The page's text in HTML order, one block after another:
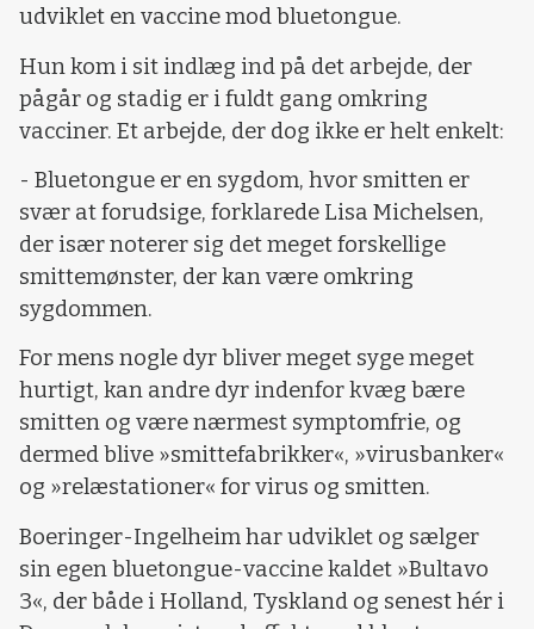
udviklet en vaccine mod bluetongue.
Hun kom i sit indlæg ind på det arbejde, der
pågår og stadig er i fuldt gang omkring
vacciner. Et arbejde, der dog ikke er helt enkelt:
- Bluetongue er en sygdom, hvor smitten er
svær at forudsige, forklarede Lisa Michelsen,
der især noterer sig det meget forskellige
smittemønster, der kan være omkring
sygdommen.
For mens nogle dyr bliver meget syge meget
hurtigt, kan andre dyr indenfor kvæg bære
smitten og være nærmest symptomfrie, og
dermed blive »smittefabrikker«, »virusbanker«
og »relæstationer« for virus og smitten.
Boeringer-Ingelheim har udviklet og sælger
sin egen bluetongue-vaccine kaldet »Bultavo
3«, der både i Holland, Tyskland og senest hér i